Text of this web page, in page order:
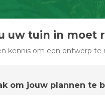
uw tuin in moet
kennis om een ontwerp te
om jouw plannen te